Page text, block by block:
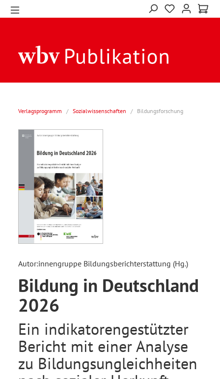
Verlagsprogramm / Sozialwissenschaften / Bildungsforschung
Autor:innengruppe Bildungsberichterstattung (Hg.)
Bildung in Deutschland
2026
Ein indikatorengestützter
Bericht mit einer Analyse
zu Bildungsungleichheiten